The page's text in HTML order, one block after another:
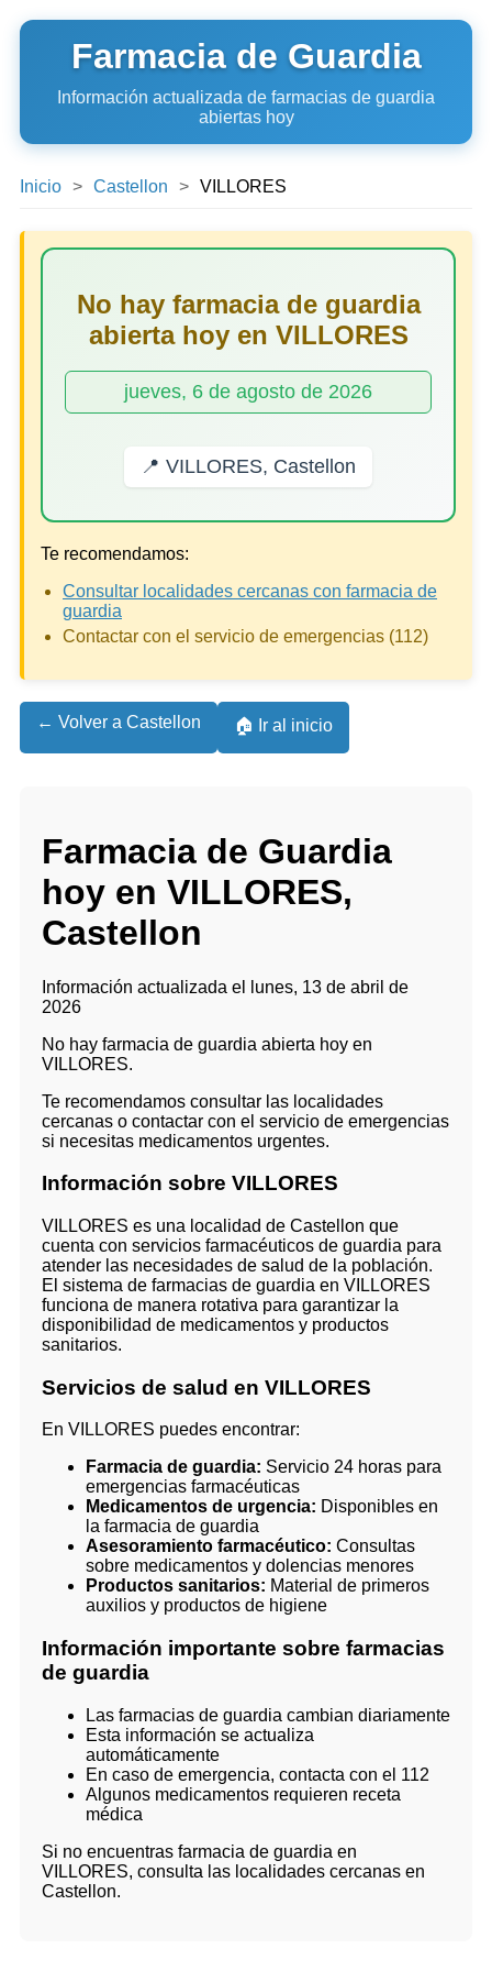
Farmacia de Guardia
Información actualizada de farmacias de guardia
abiertas hoy
Inicio Castellon VILLORES
No hay farmacia de guardia
abierta hoy en VILLORES
jueves, 6 de agosto de 2026
📍 VILLORES, Castellon
Te recomendamos:
Consultar localidades cercanas con farmacia de
guardia
Contactar con el servicio de emergencias (112)
← Volver a Castellon 🏠 Ir al inicio
Farmacia de Guardia
hoy en VILLORES,
Castellon
Información actualizada el lunes, 13 de abril de
2026
No hay farmacia de guardia abierta hoy en
VILLORES.
Te recomendamos consultar las localidades
cercanas o contactar con el servicio de emergencias
si necesitas medicamentos urgentes.
Información sobre VILLORES
VILLORES es una localidad de Castellon que
cuenta con servicios farmacéuticos de guardia para
atender las necesidades de salud de la población.
El sistema de farmacias de guardia en VILLORES
funciona de manera rotativa para garantizar la
disponibilidad de medicamentos y productos
sanitarios.
Servicios de salud en VILLORES
En VILLORES puedes encontrar:
Farmacia de guardia: Servicio 24 horas para
emergencias farmacéuticas
Medicamentos de urgencia: Disponibles en
la farmacia de guardia
Asesoramiento farmacéutico: Consultas
sobre medicamentos y dolencias menores
Productos sanitarios: Material de primeros
auxilios y productos de higiene
Información importante sobre farmacias
de guardia
Las farmacias de guardia cambian diariamente
Esta información se actualiza
automáticamente
En caso de emergencia, contacta con el 112
Algunos medicamentos requieren receta
médica
Si no encuentras farmacia de guardia en
VILLORES, consulta las localidades cercanas en
Castellon.